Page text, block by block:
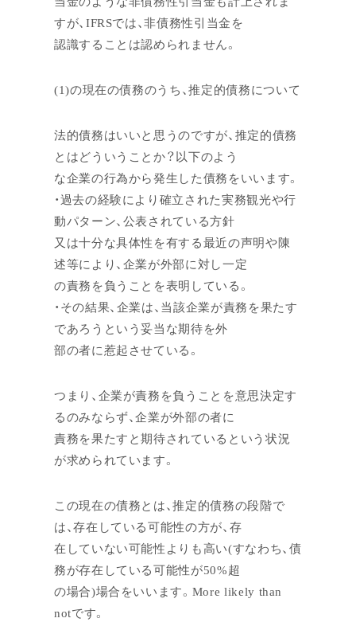
すが、IFRSでは、非債務性引当金を
認識することは認められません。
(1)の現在の債務のうち、推定的債務について
法的債務はいいと思うのですが、推定的債務
とはどういうことか？以下のよう
な企業の行為から発生した債務をいいます。
・過去の経験により確立された実務観光や行
動パターン、公表されている方針
又は十分な具体性を有する最近の声明や陳
述等により、企業が外部に対し一定
の責務を負うことを表明している。
・その結果、企業は、当該企業が責務を果たす
であろうという妥当な期待を外
部の者に惹起させている。
つまり、企業が責務を負うことを意思決定す
るのみならず、企業が外部の者に
責務を果たすと期待されているという状況
が求められています。
この現在の債務とは、推定的債務の段階で
は、存在している可能性の方が、存
在していない可能性よりも高い(すなわち、債
務が存在している可能性が50%超
の場合)場合をいいます。More likely than
notです。